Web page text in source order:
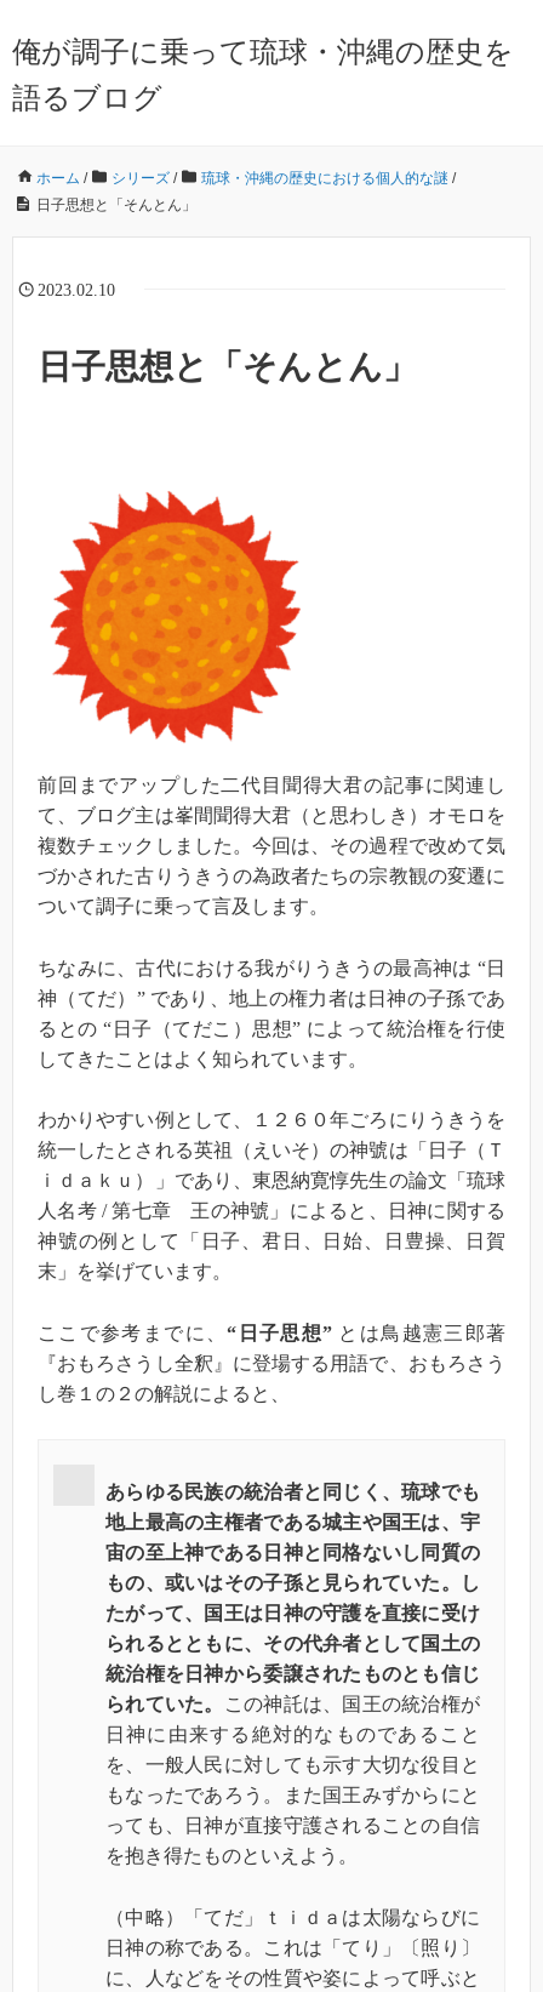
俺が調子に乗って琉球・沖縄の歴史を
語るブログ
ホーム / シリーズ / 琉球・沖縄の歴史における個人的な謎 /
日子思想と「そんとん」
2023.02.10
日子思想と「そんとん」
前回までアップした二代目聞得大君の記事に関連し
て、ブログ主は峯間聞得大君（と思わしき）オモロを
複数チェックしました。今回は、その過程で改めて気
づかされた古りうきうの為政者たちの宗教観の変遷に
ついて調子に乗って言及します。
ちなみに、古代における我がりうきうの最高神は “日
神（てだ）” であり、地上の権力者は日神の子孫であ
るとの “日子（てだこ）思想” によって統治権を行使
してきたことはよく知られています。
わかりやすい例として、１２６０年ごろにりうきうを
統一したとされる英祖（えいそ）の神號は「日子（Ｔ
ｉｄａｋｕ）」であり、東恩納寛惇先生の論文「琉球
人名考 / 第七章 王の神號」によると、日神に関する
神號の例として「日子、君日、日始、日豊操、日賀
末」を挙げています。
ここで参考までに、“日子思想” とは鳥越憲三郎著
『おもろさうし全釈』に登場する用語で、おもろさう
し巻１の２の解説によると、
あらゆる民族の統治者と同じく、琉球でも
地上最高の主権者である城主や国王は、宇
宙の至上神である日神と同格ないし同質の
もの、或いはその子孫と見られていた。し
たがって、国王は日神の守護を直接に受け
られるとともに、その代弁者として国土の
統治権を日神から委譲されたものとも信じ
られていた。
この神託は、国王の統治権が
日神に由来する絶対的なものであること
を、一般人民に対しても示す大切な役目と
もなったであろう。また国王みずからにと
っても、日神が直接守護されることの自信
を抱き得たものといえよう。
（中略）「てだ」 ｔｉｄａ は太陽ならびに
日神の称である。これは「てり」〔照り〕
に、人などをその性質や姿によって呼ぶと